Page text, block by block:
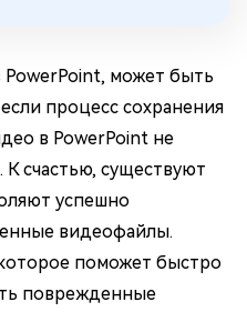
может быть
процесс сохранения
в PowerPoint не
счастью, существуют
успешно
видеофайлы.
поможет быстро
поврежденные